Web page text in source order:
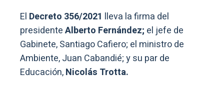
El Decreto 356/2021 lleva la firma del
presidenteAlberto Fernández; el jefe de
Gabinete, Santiago Cafiero; el ministro de
Ambiente, Juan Cabandié; y su par de
Educación,Nicolás Trotta.